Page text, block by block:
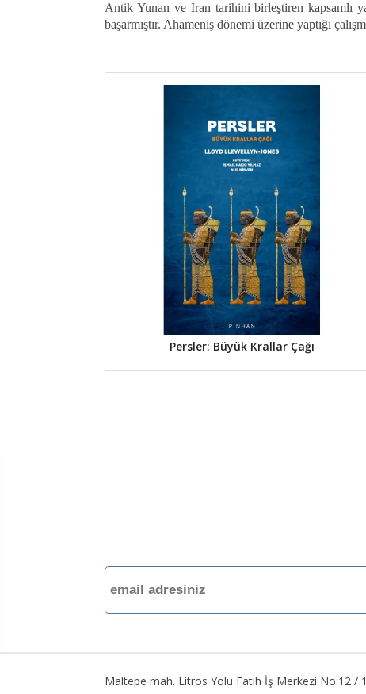
Antik Yunan ve İran tarihini birleştiren kapsamlı
başarmıştır. Ahameniş dönemi üzerine yaptığı
Persler: Büyük Krallar Çağı
Maltepe mah. Litros Yolu Fatih İş Merkezi No:12 /